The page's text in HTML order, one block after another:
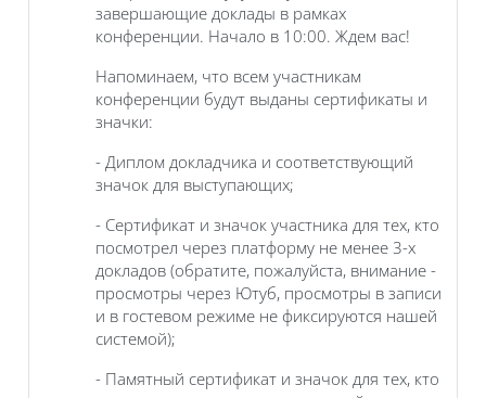
завершающие доклады в рамках
конференции. Начало в 10:00. Ждем вас!
Напоминаем, что всем участникам
конференции будут выданы сертификаты и
значки:
- Диплом докладчика и соответствующий
значок для выступающих;
- Сертификат и значок участника для тех, кто
посмотрел через платформу не менее 3-х
докладов (обратите, пожалуйста, внимание -
просмотры через Ютуб, просмотры в записи
и в гостевом режиме не фиксируются нашей
системой);
- Памятный сертификат и значок для тех, кто